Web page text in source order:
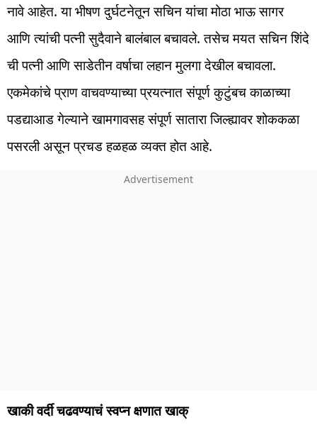
नावे आहेत. या भीषण दुर्घटनेतून सचिन यांचा मोठा भाऊ सागर
आणि त्यांची पत्नी सुदैवाने बालंबाल बचावले. तसेच मयत सचिन शिंदे
ची पत्नी आणि साडेतीन वर्षाचा लहान मुलगा देखील बचावला.
एकमेकांचे प्राण वाचवण्याच्या प्रयत्नात संपूर्ण कुटुंबच काळाच्या
पडद्याआड गेल्याने खामगावसह संपूर्ण सातारा जिल्ह्यावर शोककळा
पसरली असून प्रचड हळहळ व्यक्त होत आहे.
खाकी वर्दी चढवण्याचं स्वप्न क्षणात खाक्